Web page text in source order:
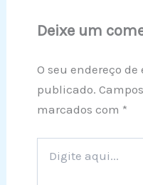
Deixe um
O seu endereço
publicado.
marcados com *
aqui...